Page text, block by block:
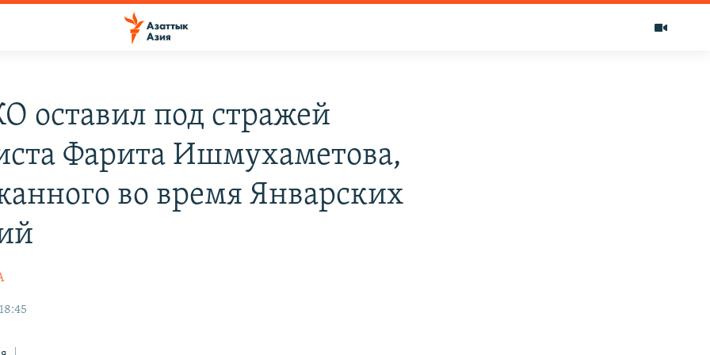
оставил под стражей
Фарита Ишмухаметова,
во время Январских